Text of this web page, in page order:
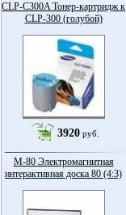
CLP-C300A Тонер-картридж к
CLP-300 (голубой)
3920 руб.
M-80 Электромагнитная
интерактивная доска 80 (4:3)